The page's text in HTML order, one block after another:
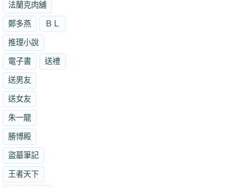
法蘭克肉舖
鄭多燕 ＢＬ
推理小說
電子書 送禮
送男友
送女友
朱一龍
勝博殿
盜墓筆記
王者天下